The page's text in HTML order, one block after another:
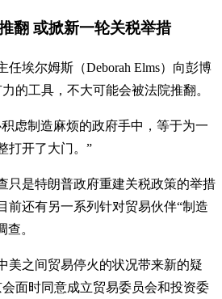
翻 或掀新一轮关税举措
任埃尔姆斯（Deborah Elms）向彭博
的工具，不大可能会被法院推翻。
虑制造麻烦的政府手中，等于为一
打开了大门。”
只是特朗普政府重建关税政策的举措
前还有另一系列针对贸易伙伴“制造
查。
美之间贸易停火的状况带来新的疑
面时同意成立贸易委员会和投资委